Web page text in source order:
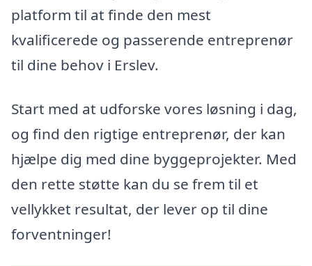
platform til at finde den mest
kvalificerede og passerende entreprenør
til dine behov i Erslev.
Start med at udforske vores løsning i dag,
og find den rigtige entreprenør, der kan
hjælpe dig med dine byggeprojekter. Med
den rette støtte kan du se frem til et
vellykket resultat, der lever op til dine
forventninger!